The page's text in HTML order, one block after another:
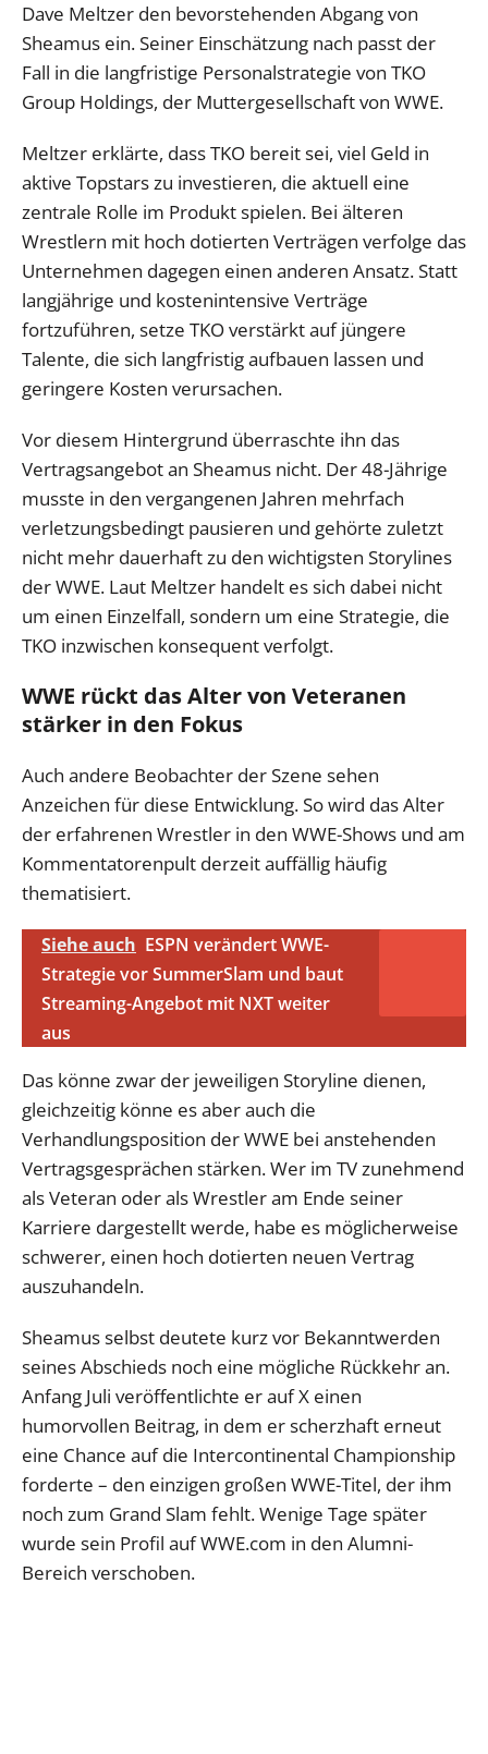
Dave Meltzer den bevorstehenden Abgang von
Sheamus ein. Seiner Einschätzung nach passt der
Fall in die langfristige Personalstrategie von TKO
Group Holdings, der Muttergesellschaft von WWE.
Meltzer erklärte, dass TKO bereit sei, viel Geld in
aktive Topstars zu investieren, die aktuell eine
zentrale Rolle im Produkt spielen. Bei älteren
Wrestlern mit hoch dotierten Verträgen verfolge das
Unternehmen dagegen einen anderen Ansatz. Statt
langjährige und kostenintensive Verträge
fortzuführen, setze TKO verstärkt auf jüngere
Talente, die sich langfristig aufbauen lassen und
geringere Kosten verursachen.
Vor diesem Hintergrund überraschte ihn das
Vertragsangebot an Sheamus nicht. Der 48-Jährige
musste in den vergangenen Jahren mehrfach
verletzungsbedingt pausieren und gehörte zuletzt
nicht mehr dauerhaft zu den wichtigsten Storylines
der WWE. Laut Meltzer handelt es sich dabei nicht
um einen Einzelfall, sondern um eine Strategie, die
TKO inzwischen konsequent verfolgt.
WWE rückt das Alter von Veteranen
stärker in den Fokus
Auch andere Beobachter der Szene sehen
Anzeichen für diese Entwicklung. So wird das Alter
der erfahrenen Wrestler in den WWE-Shows und am
Kommentatorenpult derzeit auffällig häufig
thematisiert.
Siehe auch ESPN verändert WWE-
Strategie vor SummerSlam und baut
Streaming-Angebot mit NXT weiter
aus
Das könne zwar der jeweiligen Storyline dienen,
gleichzeitig könne es aber auch die
Verhandlungsposition der WWE bei anstehenden
Vertragsgesprächen stärken. Wer im TV zunehmend
als Veteran oder als Wrestler am Ende seiner
Karriere dargestellt werde, habe es möglicherweise
schwerer, einen hoch dotierten neuen Vertrag
auszuhandeln.
Sheamus selbst deutete kurz vor Bekanntwerden
seines Abschieds noch eine mögliche Rückkehr an.
Anfang Juli veröffentlichte er auf X einen
humorvollen Beitrag, in dem er scherzhaft erneut
eine Chance auf die Intercontinental Championship
forderte – den einzigen großen WWE-Titel, der ihm
noch zum Grand Slam fehlt. Wenige Tage später
wurde sein Profil auf WWE.com in den Alumni-
Bereich verschoben.